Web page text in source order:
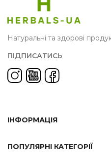
Натуральні та здорові
ПІДПИСАТИСЬ
ІНФОРМАЦІЯ
ПОПУЛЯРНІ КАТЕГОРІЇ